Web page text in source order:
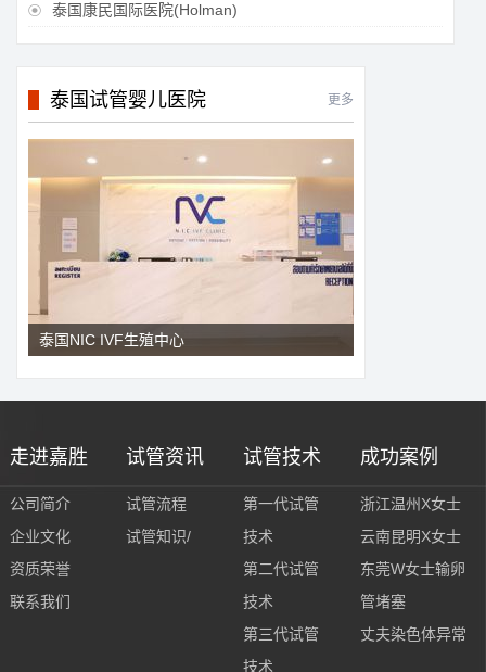
 泰国康民国际医院(Holman)
泰国试管婴儿医院 更多
泰国NIC IVF生殖中心
走进嘉胜
公司简介
企业文化
资质荣誉
联系我们
试管资讯
试管流程
试管知识/
试管技术
第一代试管
技术
第二代试管
技术
第三代试管
技术
成功案例
浙江温州X女士
云南昆明X女士
东莞W女士输卵
管堵塞
丈夫染色体异常